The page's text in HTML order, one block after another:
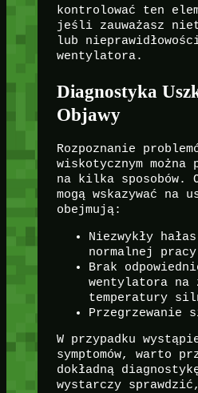
kontrolować ten
jeśli zauważasz
lub
wentylatora.
Diagnostyka
Objawy
Rozpoznanie
wiskotycznym można
na kilka sposobów.
mogą wskazywać na
obejmują:
Niezwykły
normalnej
Brak
wentylatora na
temperatury
W przypadku
symptomów, warto
dokładną
wystarczy